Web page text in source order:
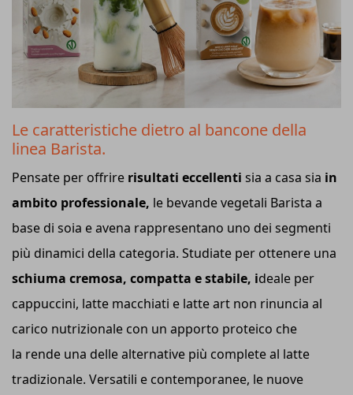
Le caratteristiche dietro al bancone della
linea Barista.
Pensate per offrire risultati eccellenti sia a casa sia in
ambito professionale, le bevande vegetali Barista a
base di soia e avena rappresentano uno dei segmenti
più dinamici della categoria. Studiate per ottenere una
schiuma cremosa, compatta e stabile, ideale per
cappuccini, latte macchiati e latte art non rinuncia al
carico nutrizionale con un apporto proteico che
la rende una delle alternative più complete al latte
tradizionale. Versatili e contemporanee, le nuove